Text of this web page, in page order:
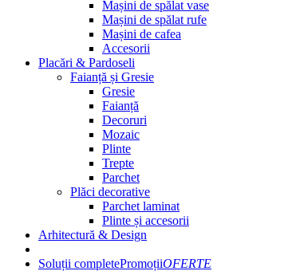
Mașini de spălat vase
Mașini de spălat rufe
Mașini de cafea
Accesorii
Placări & Pardoseli
Faianță și Gresie
Gresie
Faianță
Decoruri
Mozaic
Plinte
Trepte
Parchet
Plăci decorative
Parchet laminat
Plinte și accesorii
Arhitectură & Design
Soluții completePromoțiiOFERTE